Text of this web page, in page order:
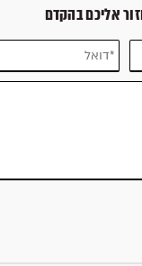
אליכם בהקדם